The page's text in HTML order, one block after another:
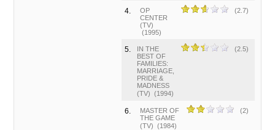
4.
OP
CENTER
(TV)
(1995)
(2.7)
5.
IN THE
BEST OF
FAMILIES:
MARRIAGE,
PRIDE &
MADNESS
(TV) (1994)
(2.5)
6.
MASTER OF
THE GAME
(TV) (1984)
(2)